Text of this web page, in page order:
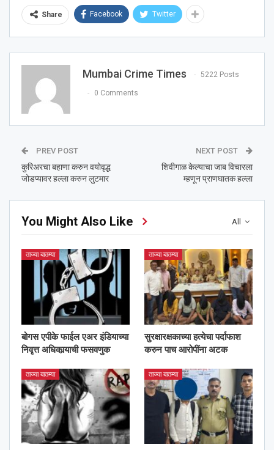
Share Facebook Twitter
Mumbai Crime Times 5222 Posts
0 Comments
PREV POST
कुरिअरचा बहाणा करुन वयोवृद्ध
जोडप्यावर हल्ला करुन लुटमार
NEXT POST
शिवीगाळ केल्याचा जाब विचारला
म्हणून प्राणघातक हल्ला
All
You Might Also Like
ताज्या बातम्या
बोगस एपीके फाईल एअर इंडियाच्या
निवृत्त अधिकार्‍याची फसवणुक
ताज्या बातम्या
सुरक्षारक्षकाच्या हत्येचा पर्दाफाश
करुन पाच आरोपींना अटक
ताज्या बातम्या ताज्या बातम्या